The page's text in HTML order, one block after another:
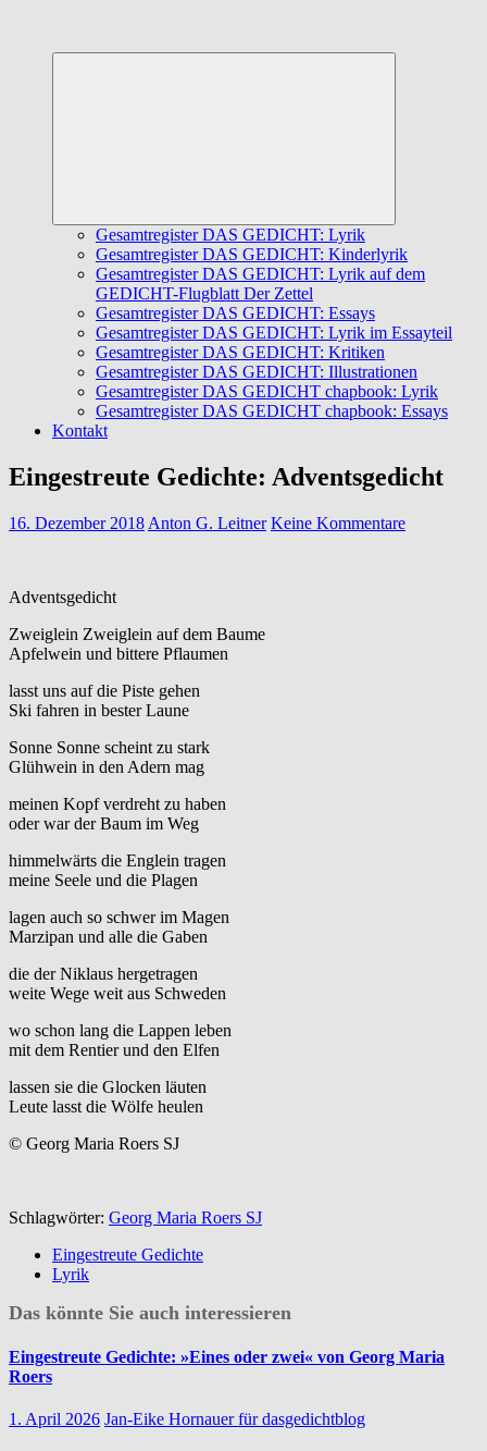
Gesamtregister DAS GEDICHT: Lyrik
Gesamtregister DAS GEDICHT: Kinderlyrik
Gesamtregister DAS GEDICHT: Lyrik auf dem
GEDICHT-Flugblatt Der Zettel
Gesamtregister DAS GEDICHT: Essays
Gesamtregister DAS GEDICHT: Lyrik im Essayteil
Gesamtregister DAS GEDICHT: Kritiken
Gesamtregister DAS GEDICHT: Illustrationen
Gesamtregister DAS GEDICHT chapbook: Lyrik
Gesamtregister DAS GEDICHT chapbook: Essays
Kontakt
Eingestreute Gedichte: Adventsgedicht
16. Dezember 2018 Anton G. Leitner Keine Kommentare
Adventsgedicht
Zweiglein Zweiglein auf dem Baume
Apfelwein und bittere Pflaumen
lasst uns auf die Piste gehen
Ski fahren in bester Laune
Sonne Sonne scheint zu stark
Glühwein in den Adern mag
meinen Kopf verdreht zu haben
oder war der Baum im Weg
himmelwärts die Englein tragen
meine Seele und die Plagen
lagen auch so schwer im Magen
Marzipan und alle die Gaben
die der Niklaus hergetragen
weite Wege weit aus Schweden
wo schon lang die Lappen leben
mit dem Rentier und den Elfen
lassen sie die Glocken läuten
Leute lasst die Wölfe heulen
© Georg Maria Roers SJ
Schlagwörter: Georg Maria Roers SJ
Eingestreute Gedichte
Lyrik
Das könnte Sie auch interessieren
Eingestreute Gedichte: »Eines oder zwei« von Georg Maria
Roers
1. April 2026 Jan-Eike Hornauer für dasgedichtblog